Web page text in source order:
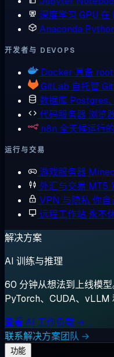
深度学习 GPU 在
Anaconda
开发者与 DEVOPS
Docker 具备
GitLab 自托管
数据库 Postgres
代码服务器 浏览
n8n 全天候运行
运行与交易
游戏服务器
外汇与交易 MT5
VPN 与隐私 你自
远程工作站 永不
解决方案
AI 训练与推理
60 分钟从想法到上线模
PyTorch、CUDA、vLLM
查看 AI 工作负载 →
联系解决方案团队 →